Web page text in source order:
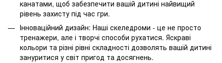
канатами, щоб забезпечити вашій дитині найвищий
рівень захисту під час гри.
Інноваційний дизайн: Наші скеледроми - це не просто
тренажери, але і творчі способи рухатися. Яскраві
кольори та різні рівні складності дозволять вашій дитині
зануритися у світ пригод та досягнень.